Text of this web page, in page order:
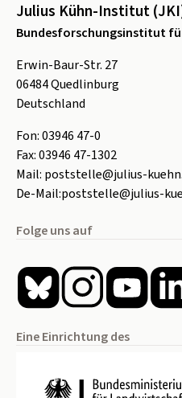
Julius Kühn-Institut
Bundesforschungsinstitut
Erwin-Baur-Str. 27
06484Quedlinburg
Deutschland
Fon:03946 47-0
Fax:03946 47-1302
Mail: poststelle@julius-
De-Mail:poststelle@julius-
Folge uns auf
Eine Einrichtung des